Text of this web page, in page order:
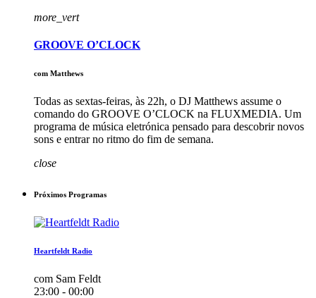
more_vert
GROOVE O’CLOCK
com Matthews
Todas as sextas-feiras, às 22h, o DJ Matthews assume o
comando do GROOVE O’CLOCK na FLUXMEDIA. Um
programa de música eletrónica pensado para descobrir novos
sons e entrar no ritmo do fim de semana.
close
Próximos Programas
Heartfeldt Radio
com Sam Feldt
23:00 - 00:00